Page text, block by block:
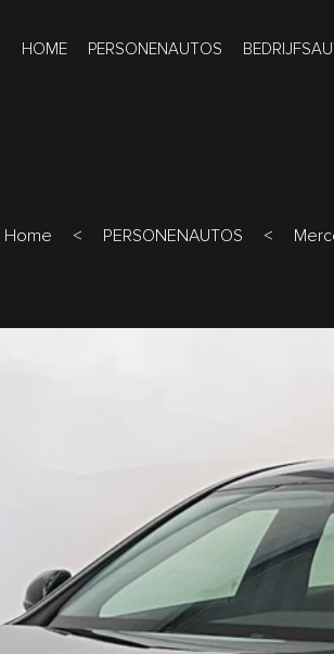
HOME PERSONENAUTOS
Home < PERSONENAUTOS <